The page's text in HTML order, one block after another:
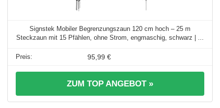
Signstek Mobiler Begrenzungszaun 120 cm hoch – 25 m
Steckzaun mit 15 Pfählen, ohne Strom, engmaschig, schwarz | ...
95,99 €
ZUM TOP ANGEBOT »